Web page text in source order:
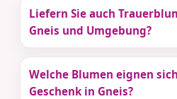
Liefern Sie auch
Gneis und Umgebung?
Welche Blumen eignen
Geschenk in Gneis?